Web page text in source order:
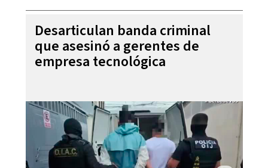
Desarticulan banda criminal
que asesinó a gerentes de
empresa tecnológica